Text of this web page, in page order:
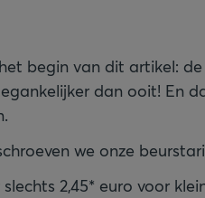
begin van dit artikel:
dan ooit! En
we onze
2,45* euro voor